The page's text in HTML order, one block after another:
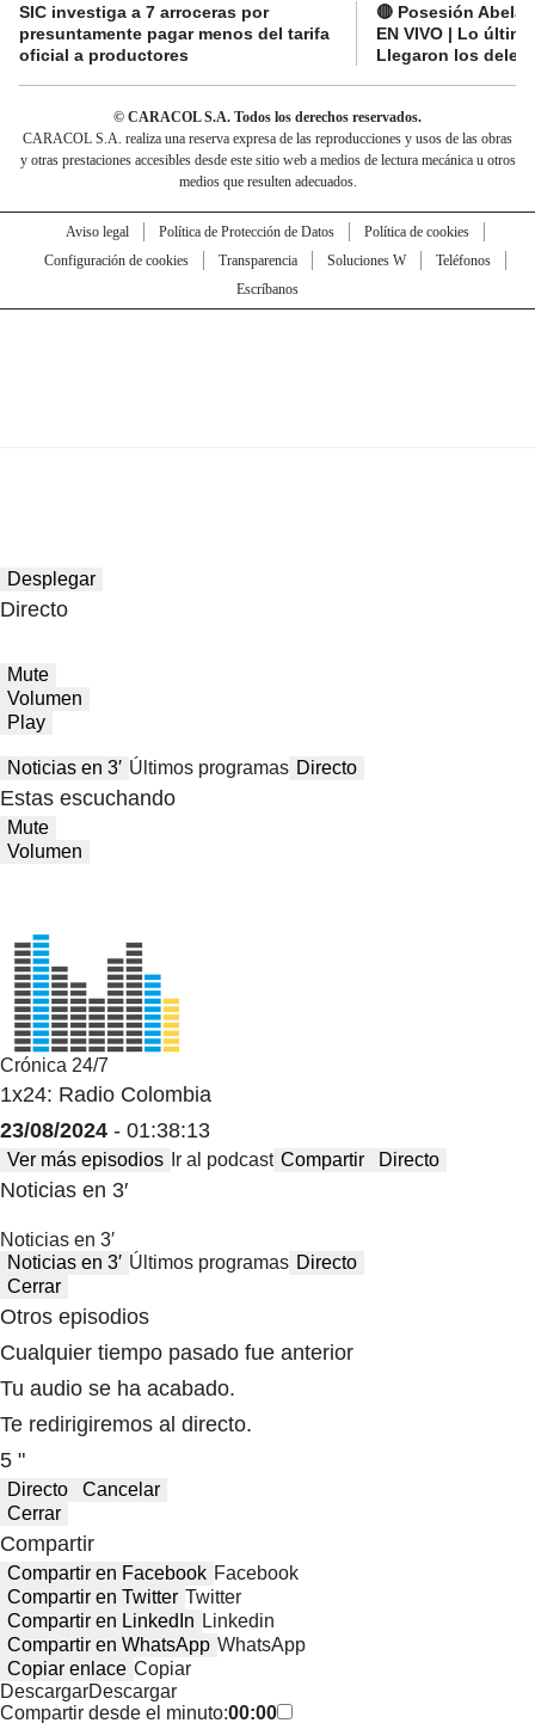
SIC investiga a 7 arroceras por
presuntamente pagar menos del tarifa
oficial a productores
🔴 Posesión
EN VIVO | Lo
Llegaron los
© CARACOL S.A. Todos los derechos reservados.
CARACOL S.A. realiza una reserva expresa de las reproducciones y usos de las obras
y otras prestaciones accesibles desde este sitio web a medios de lectura mecánica u otros
medios que resulten adecuados.
Aviso legal Política de Protección de Datos
Política de cookies
Configuración de cookies
Transparencia Soluciones W
Teléfonos
Escríbanos
Desplegar
Directo
Mute
Volumen
Play
Noticias en 3′ Últimos programas Directo
Estas escuchando
Mute
Volumen
Crónica 24/7
1x24: Radio Colombia
23/08/2024 - 01:38:13
Ver más episodios Ir al podcast Compartir Directo
Noticias en 3′
Noticias en 3′
Noticias en 3′ Últimos programas Directo
Cerrar
Otros episodios
Cualquier tiempo pasado fue anterior
Tu audio se ha acabado.
Te redirigiremos al directo.
5 "
Directo
Cancelar
Cerrar
Compartir
Compartir en Facebook Facebook
Compartir en Twitter Twitter
Compartir en LinkedIn Linkedin
Compartir en WhatsApp WhatsApp
Copiar enlace Copiar
DescargarDescargar
Compartir desde el minuto:00:00